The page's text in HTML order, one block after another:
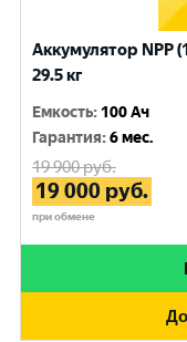
Аккумулятор NPP
29.5 кг
Емкость: 100 Ач
Гарантия:6 мес.
19 900руб.
19 000 руб.
при обмене